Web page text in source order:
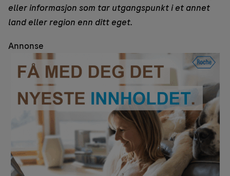
eller informasjon som tar utgangspunkt i et annet
land eller region enn ditt eget.
Annonse